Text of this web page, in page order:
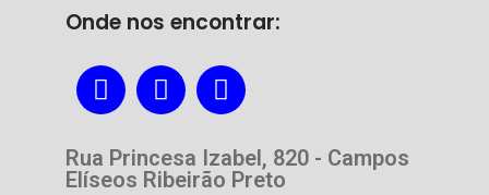
Onde nos encontrar:
Rua Princesa Izabel, 820 - Campos
Elíseos Ribeirão Preto